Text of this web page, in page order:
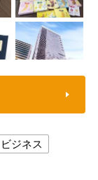
ビジネス